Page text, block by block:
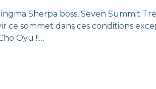
Sherpa boss, Seven Summit
ce sommet dans ces conditions
Oyu !!…